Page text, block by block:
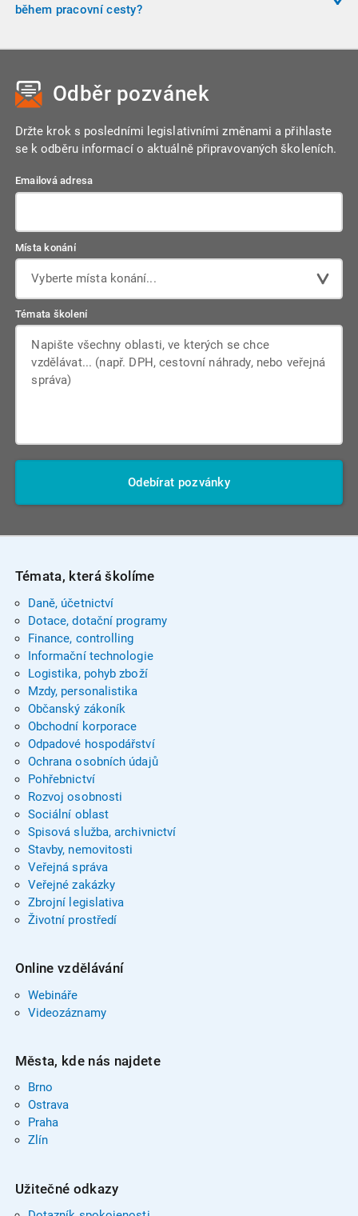
cestu. Zaměstnavatel může ve vnitřní směrnici stanovit
během pracovní cesty?
přepravy, pokud byla dohodnuta předem.
Odběr pozvánek
Držte krok s posledními legislativními změnami a přihlaste
se k odběru informací o aktuálně připravovaných školeních.
Emailová adresa
Místa konání
Vyberte místa konání...
Témata školení
Odebírat pozvánky
Témata, která školíme
Daně, účetnictví
Dotace, dotační programy
Finance, controlling
Informační technologie
Logistika, pohyb zboží
Mzdy, personalistika
Občanský zákoník
Obchodní korporace
Odpadové hospodářství
Ochrana osobních údajů
Pohřebnictví
Rozvoj osobnosti
Sociální oblast
Spisová služba, archivnictví
Stavby, nemovitosti
Veřejná správa
Veřejné zakázky
Zbrojní legislativa
Životní prostředí
Online vzdělávání
Webináře
Videozáznamy
Města, kde nás najdete
Brno
Ostrava
Praha
Zlín
Užitečné odkazy